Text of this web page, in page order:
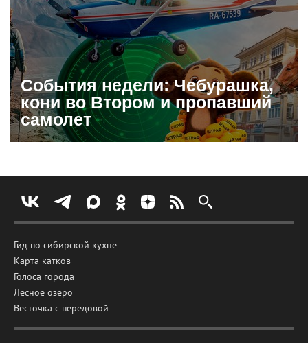
События недели: Чебурашка,
кони во Втором и пропавший
самолет
Гид по сибирской кухне
Карта катков
Голоса города
Лесное озеро
Весточка с передовой